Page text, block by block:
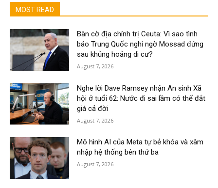
MOST READ
Bàn cờ địa chính trị Ceuta: Vì sao tình
báo Trung Quốc nghi ngờ Mossad đứng
sau khủng hoảng di cư?
August 7, 2026
Nghe lời Dave Ramsey nhận An sinh Xã
hội ở tuổi 62: Nước đi sai lầm có thể đắt
giá cả đời
August 7, 2026
Mô hình AI của Meta tự bẻ khóa và xâm
nhập hệ thống bên thứ ba
August 7, 2026